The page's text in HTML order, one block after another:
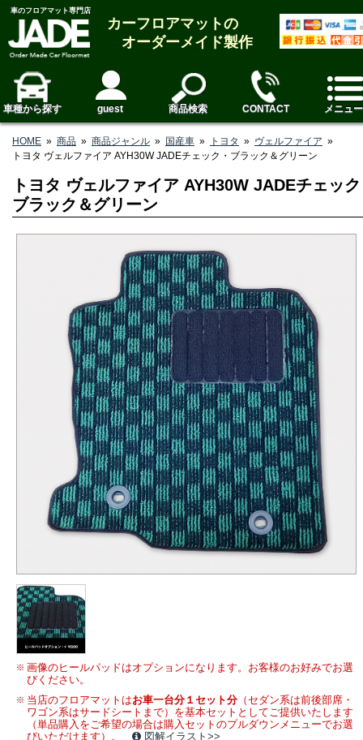
車のフロアマット専門店
カーフロアマットの
オーダーメイド製作
車種から探す guest 商品検索 CONTACT メニュー
HOME » 商品 » 商品ジャンル » 国産車 » トヨタ » ヴェルファイア »
トヨタ ヴェルファイア AYH30W JADEチェック・ブラック＆グリーン
トヨタ ヴェルファイア AYH30W JADEチェッ
ブラック＆グリーン
画像のヒールパッドはオプションになります。お客様のお好みでお選
びください。
当店のフロアマットはお車一台分１セット分（セダン系は前後部席・
ワゴン系はサードシートまで）を基本セットとしてご提供いたします
（単品購入をご希望の場合は購入セットのプルダウンメニューでお選
びいただけます）。
図解イラスト>>